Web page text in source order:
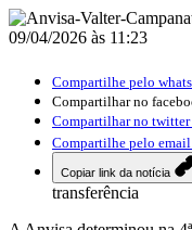
09/04/2026 às 11:23
Compartilhe pelo
Compartilhar no
Compartilhar no twitter
Compartilhe pelo email
Copiar link da notícia
transferência